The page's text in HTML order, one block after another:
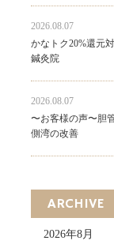
2026.08.07
かなトク20%還元
鍼灸院
2026.08.07
〜お客様の声〜胆
側湾の改善
ARCHIVE
2026年8月